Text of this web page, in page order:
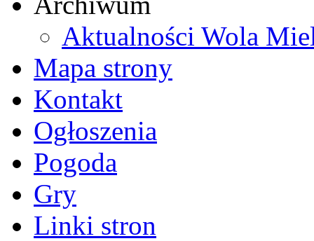
Aktualności Wola
Mapa strony
Kontakt
Ogłoszenia
Pogoda
Gry
Linki stron